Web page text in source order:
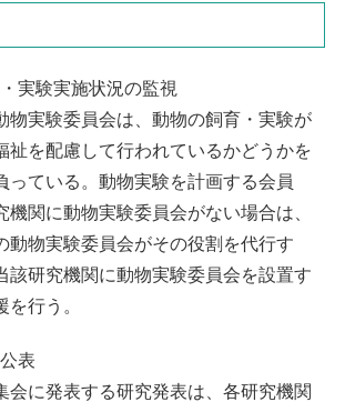
実験実施状況の監視
実験委員会は、動物の飼育・実験が
祉を配慮して行われているかどうかを
っている。動物実験を計画する会員
機関に動物実験委員会がない場合は、
動物実験委員会がその役割を代行す
該研究機関に動物実験委員会を設置す
を行う。
表
に発表する研究発表は、各研究機関